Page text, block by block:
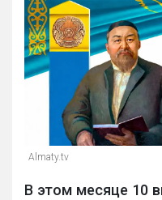
Almaty.tv
В этом месяце 10